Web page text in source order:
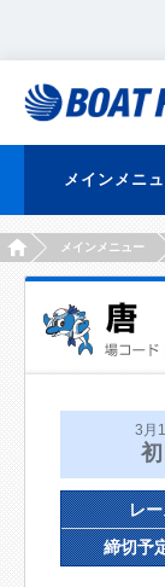
メインメニ
HOMEメインメニュー
3月
初
レ
締切予